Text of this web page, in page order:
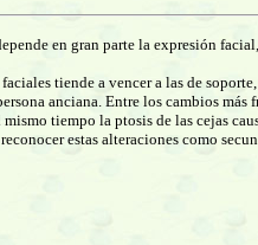
en gran parte la expresión
tiende a vencer a las de
anciana. Entre los cambios
tiempo la ptosis de las cejas
estas alteraciones como